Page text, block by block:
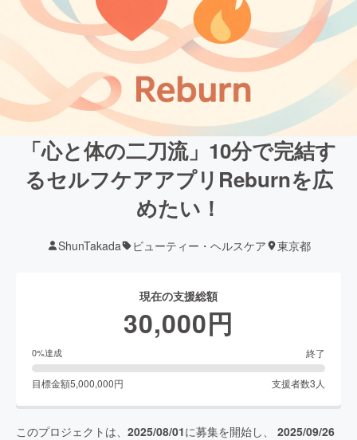
「心と体の二刀流」10分で完結す
るセルフケアアプリReburnを広
めたい！
ShunTakada ビューティー・ヘルスケア 東京都
現在の支援総額
30,000円
0%達成 終了
目標金額5,000,000円 支援者数3 人
このプロジェクトは、 2025/08/01に募集を開始し、 2025/09/26